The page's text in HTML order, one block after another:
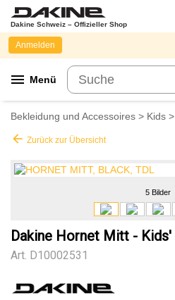
Dakine Schweiz – Offizieller Shop
menu Menü
Anmelden
Bekleidung und Accessoires > Kids >
arrow_back Zurück zur Übersicht
5 Bilder
Dakine Hornet Mitt - Kids'
Art. D10002531